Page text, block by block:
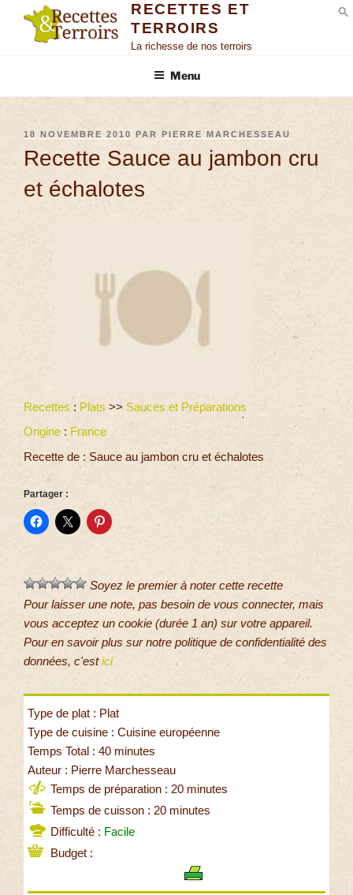
RECETTES ET
TERROIRS
La richesse de nos terroirs
Menu
18 NOVEMBRE 2010 PAR PIERRE MARCHESSEAU
Recette Sauce au jambon cru
et échalotes
Recettes : Plats >> Sauces et Préparations
Origine : France
Recette de : Sauce au jambon cru et échalotes
Partager :
Soyez le premier à noter cette recette
Pour laisser une note, pas besoin de vous connecter, mais
vous acceptez un cookie (durée 1 an) sur votre appareil.
Pour en savoir plus sur notre politique de confidentialité des
données, c'estici
Type de plat : Plat
Type de cuisine : Cuisine européenne
Temps Total : 40 minutes
Auteur : Pierre Marchesseau
Temps de préparation : 20 minutes
Temps de cuisson : 20 minutes
Difficulté : Facile
Budget :